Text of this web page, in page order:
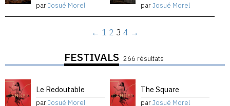
parJosué Morel parJosué Morel
← 1 2 3 4 →
FESTIVALS 266 résultats
Le Redoutable
parJosué Morel
The Square
parJosué Morel